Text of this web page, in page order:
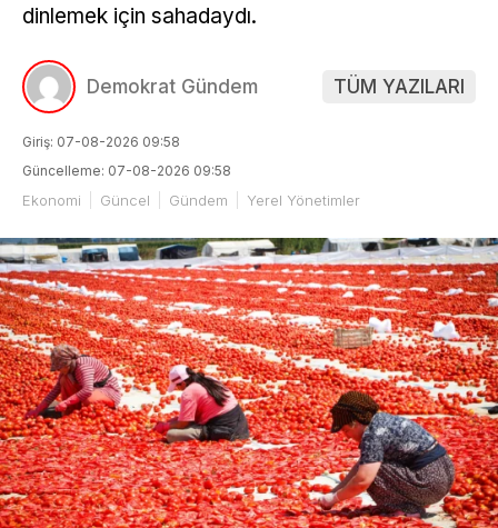
dinlemek için sahadaydı.
Demokrat Gündem TÜM YAZILARI
Giriş: 07-08-2026 09:58
Güncelleme: 07-08-2026 09:58
Ekonomi Güncel Gündem Yerel Yönetimler